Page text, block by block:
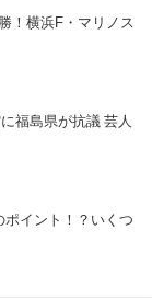
！横浜F・マリノス
福島県が抗議 芸人
ポイント！？いくつ